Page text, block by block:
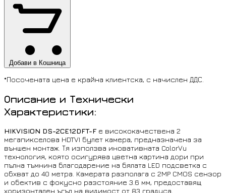
Добави в Кошница
*Посочената цена е крайна клиентска, с начислен ДДС.
Описание и Технически
Характеристики:
HIKVISION DS-2CE12DFT-F е висококачествена 2
мегапикселова HDTVI булет камера, предназначена за
външен монтаж. Тя използва иновативната ColorVu
технология, която осигурява цветна картина дори при
пълна тъмнина благодарение на бялата LED подсветка с
обхват до 40 метра. Камерата разполага с 2MP CMOS сензор
и обектив с фокусно разстояние 3.6 мм, предоставящ
хоризонтален ъгъл на видимост от 83 градуса.